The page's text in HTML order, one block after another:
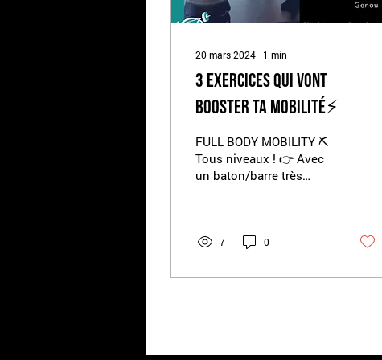
20 mars 2024 ∙ 1 min
3 Exercices qui vont
booster ta MOBILITÉ⚡
FULL BODY MOBILITY ⛏️
Tous niveaux ! 👉 Avec
un baton/barre très
7 0